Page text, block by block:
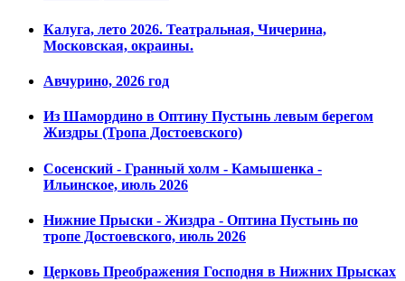
Калуга, лето 2026. Театральная, Чичерина,
Московская, окраины.
Авчурино, 2026 год
Из Шамордино в Оптину Пустынь левым берегом
Жиздры (Тропа Достоевского)
Сосенский - Гранный холм - Камышенка -
Ильинское, июль 2026
Нижние Прыски - Жиздра - Оптина Пустынь по
тропе Достоевского, июль 2026
Церковь Преображения Господня в Нижних Прысках